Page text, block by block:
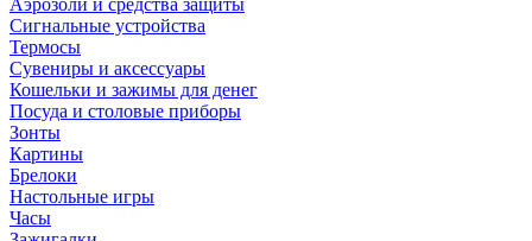
Аэрозоли и средства защиты
Сигнальные устройства
Термосы
Сувениры и аксессуары
Кошельки и зажимы для денег
Посуда и столовые приборы
Зонты
Картины
Брелоки
Настольные игры
Часы